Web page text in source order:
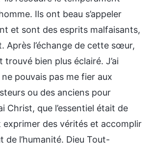
Ils ont beau s’appeler
et sont des esprits malfaisants,
Après l’échange de cette sœur,
trouvé bien plus éclairé. J’ai
pouvais pas me fier aux
ou des anciens pour
Christ, que l’essentiel était de
exprimer des vérités et accomplir
de l’humanité. Dieu Tout-